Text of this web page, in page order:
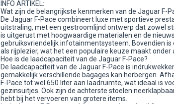
INFO ARTIKEL:
Wat zijn de belangrijkste kenmerken van de Jaguar F-
De Jaguar F-Pace combineert luxe met sportieve
uitstraling, met een gestroomlijnd ontwerp dat zowel
is uitgerust met hoogwaardige materialen en de
gebruiksvriendelijk infotainmentsysteem. Bovendien
als rijplezier, wat het een populaire keuze maakt onder
Hoe is de laadcapaciteit van de Jaguar F-Pace?
De laadcapaciteit van de Jaguar F-Pace is
gemakkelijk verschillende bagages kan herbergen.
F-Pace tot wel 650 liter aan laadruimte, wat ideaal is
gezinsuitjes. Ook zijn de achterste stoelen
hebt bij het vervoeren van grotere items.